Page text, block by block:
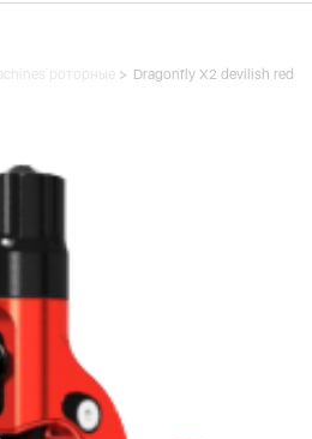
роторные Dragonfly X2 devilish red